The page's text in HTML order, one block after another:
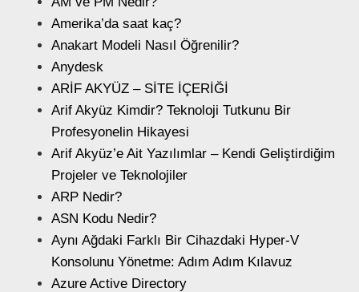
Amerika’da saat kaç?
Anakart Modeli Nasıl Öğrenilir?
Anydesk
ARİF AKYÜZ – SİTE İÇERİĞİ
Arif Akyüz Kimdir? Teknoloji Tutkunu Bir
Profesyonelin Hikayesi
Arif Akyüz’e Ait Yazılımlar – Kendi Geliştirdiğim
Projeler ve Teknolojiler
ARP Nedir?
ASN Kodu Nedir?
Aynı Ağdaki Farklı Bir Cihazdaki Hyper-V
Konsolunu Yönetme: Adım Adım Kılavuz
Azure Active Directory